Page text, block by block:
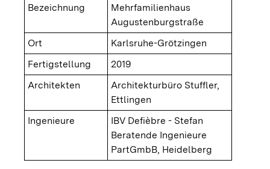
Bezeichnung
Mehrfamilienhaus
Augustenburgstraße
Ort
Karlsruhe-Grötzingen
Fertigstellung
2019
Architekten
Architekturbüro Stuffler,
Ettlingen
Ingenieure
IBV Defièbre - Stefan
Beratende Ingenieure
PartGmbB, Heidelberg